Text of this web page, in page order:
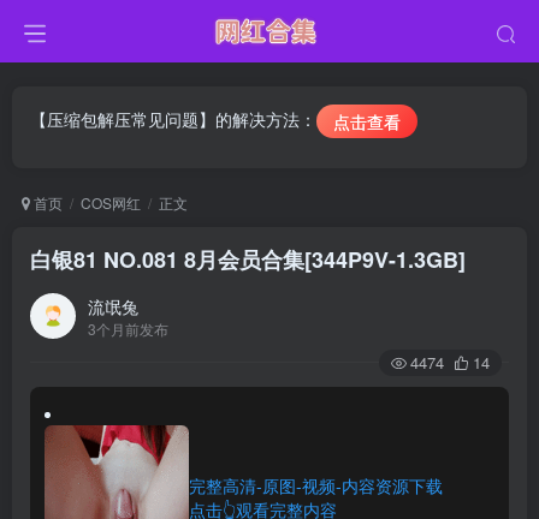
【压缩包解压常见问题】的解决方法： 点击查看
首页 COS网红 正文
白银81 NO.081 8月会员合集[344P9V-1.3GB]
流氓兔
3个月前发布
4474 14
完整高清-原图-视频-内容资源下载
点击👆观看完整内容